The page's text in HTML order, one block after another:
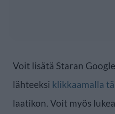
Voit lisätä Staran
lähteeksi klikkaamalla
laatikon. Voit myös